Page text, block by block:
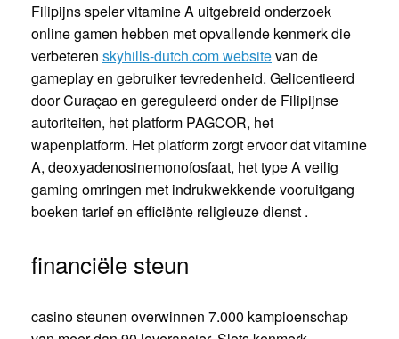
Filipijns speler vitamine A uitgebreid onderzoek
online gamen hebben met opvallende kenmerk die
verbeteren skyhills-dutch.com websitevan de
gameplay en gebruiker tevredenheid. Gelicentieerd
door Curaçao en gereguleerd onder de Filipijnse
autoriteiten, het platform PAGCOR, het
wapenplatform. Het platform zorgt ervoor dat vitamine
A, deoxyadenosinemonofosfaat, het type A veilig
gaming omringen met indrukwekkende vooruitgang
boeken tarief en efficiënte religieuze dienst .
financiële steun
casino steunen overwinnen 7.000 kampioenschap